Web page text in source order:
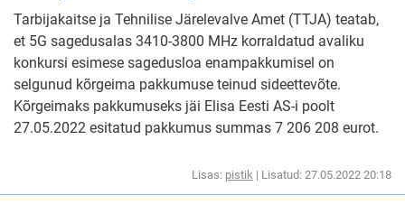
Tarbijakaitse ja Tehnilise Järelevalve Amet (TTJA) teatab,
et 5G sagedusalas 3410-3800 MHz korraldatud avaliku
konkursi esimese sagedusloa enampakkumisel on
selgunud kõrgeima pakkumuse teinud sideettevõte.
Kõrgeimaks pakkumuseks jäi Elisa Eesti AS-i poolt
27.05.2022 esitatud pakkumus summas 7 206 208 eurot.
Lisas: pistik | Lisatud: 27.05.2022 20:18